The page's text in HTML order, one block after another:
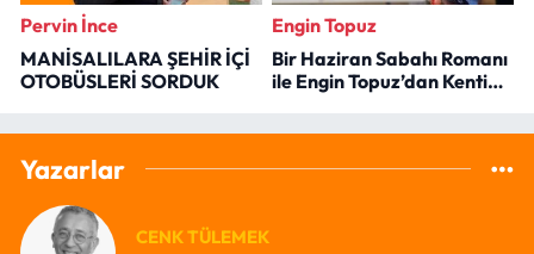
Pervin İnce
MANİSALILARA ŞEHİR İÇİ
OTOBÜSLERİ SORDUK
Engin Topuz
Bir Haziran Sabahı Romanı
ile Engin Topuz’dan Kenti
Yazarlar
CENK TÜLEMEK